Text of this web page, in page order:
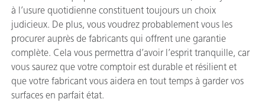
à l’usure quotidienne constituent toujours un choix
judicieux. De plus, vous voudrez probablement vous les
procurer auprès de fabricants qui offrent une garantie
complète. Cela vous permettra d’avoir l’esprit tranquille, car
vous saurez que votre comptoir est durable et résilient et
que votre fabricant vous aidera en tout temps à garder vos
surfaces en parfait état.